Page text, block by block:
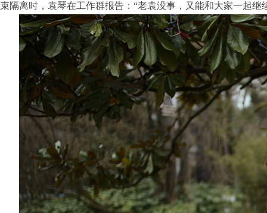
束隔离时，袁琴在工作群报告：“老袁没事，又能和大家一起继